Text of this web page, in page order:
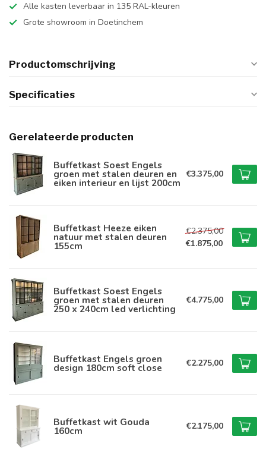
Alle kasten leverbaar in 135 RAL-kleuren
Grote showroom in Doetinchem
Productomschrijving
Specificaties
Gerelateerde producten
Buffetkast Soest Engels
groen met stalen deuren en
eiken interieur en lijst 200cm
€3.375,00
Buffetkast Heeze eiken
natuur met stalen deuren
155cm
€2.375,00
€1.875,00
Buffetkast Soest Engels
groen met stalen deuren
250 x 240cm led verlichting
€4.775,00
Buffetkast Engels groen
design 180cm soft close €2.275,00
Buffetkast wit Gouda
160cm €2.175,00